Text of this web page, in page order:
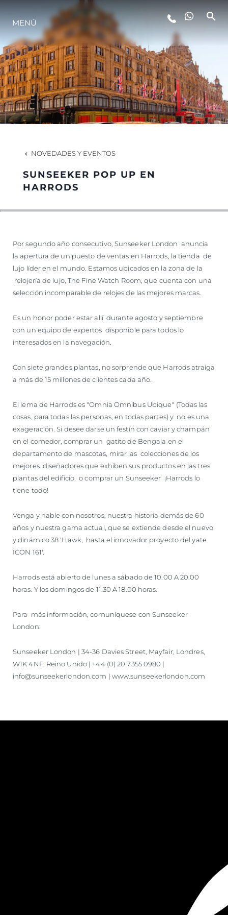
ESTILO DE VIDA
INNOVACIÓN
¿QUIÉNES SOMOS?
VALORE SU EMBARCACIÓN
MENÚ
NOVEDADES Y EVENTOS
SUNSEEKER POP UP EN
HARRODS
Por segundo año consecutivo, Sunseeker London anuncia
la apertura de un puesto de ventas en Harrods, la tienda de
lujo líder en el mundo. Estamos ubicados en la zona de la
relojería de lujo, The Fine Watch Room, que cuenta con una
selección incomparable de relojes de las mejores marcas.
Es un honor poder estar allí durante agosto y septiembre
con un equipo de expertos disponible para todos lo
interesados en la navegación.
Con siete grandes plantas, no sorprende que Harrods atraiga
a más de 15 millones de clientes cada año.
El lema de Harrods es "Omnia Omnibus Ubique" (Todas las
cosas, para todas las personas, en todas partes) y no es una
exageración. Si desee darse un festín con caviar y champán
en el comedor, comprar un gatito de Bengala en el
departamento de mascotas, mirar las colecciones de los
mejores diseñadores que exhiben sus productos en las tres
plantas del edificio, o comprar un Sunseeker ¡Harrods lo
tiene todo!
Venga y hable con nosotros, nuestra historia demás de 60
años y nuestra gama actual, que se extiende desde el nuevo
y dinámico 38 'Hawk, hasta el innovador proyecto del yate
ICON 161'.
Harrods está abierto de lunes a sábado de 10.00 A 20.00
horas. Y los domingos de 11.30 A 18.00 horas.
Para más información, comuníquese con Sunseeker
London:
Sunseeker London | 34-36 Davies Street, Mayfair, Londres,
W1K 4NF, Reino Unido | +44 (0) 20 7355 0980 |
info@sunseekerlondon.com | www.sunseekerlondon.com